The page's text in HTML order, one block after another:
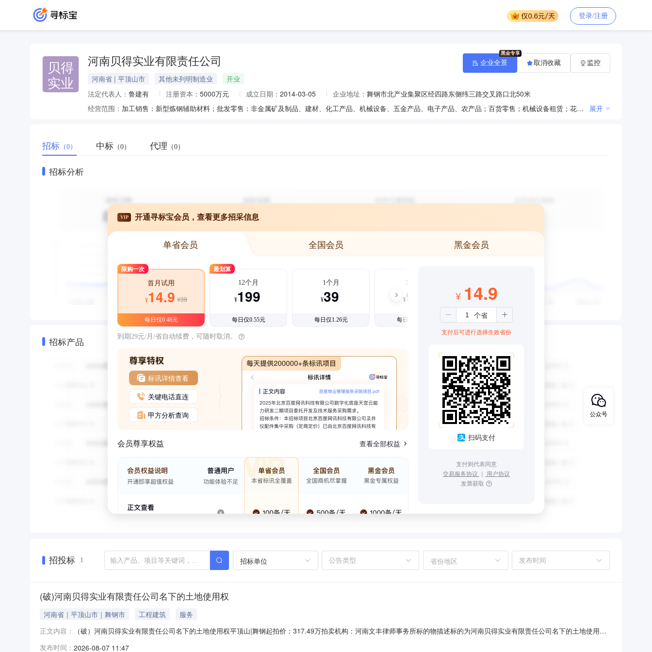
登录/注册
贝得
实业
河南贝得实业有限责任公司
河南省 | 平顶山市 其他未列明制造业
开业
法定代表人： 鲁建有 注册资本： 5000万元 成立日期： 2014-03-05 企业地址： 舞钢市北产业集聚区经四路东侧纬三路交叉路口北50米
经营范围：
加工销售：新型炼钢辅助材料；批发零售：非金属矿及制品、建材、化工产品、机械设备、五金产品、电子产品、农产品；百货零售；机械设备租赁；花卉种植和销售；清洁服务** 展开
企业全景 取消收藏 监控
招标 （0） 中标 （0） 代理 （0）
招标分析
招标产品
VIP 开通寻标宝会员，查看更多招采信息
单省会员 全国会员 黑金会员
限购一次
首月试用
¥14.9 ¥39
每日仅0.48元
最划算
12个月
¥199
每日仅0.55元
1个月
¥39
每日仅1.26元
3个月
¥99
每日仅1.08元
到期29元/月/省自动续费，可随时取消。
标讯详情查看
关键电话直连
甲方分析查询
会员尊享权益 查看全部权益
¥ 14.9
支付后可进行选择生效省份
扫码支付
支付则代表同意
交易服务协议 ｜ 用户协议
发票获取
招投标 1 招标单位 省份地区
(破)河南贝得实业有限责任公司名下的土地使用权
河南省｜平顶山市｜舞钢市 工程建筑
服务
正文内容：
（破）河南贝得实业有限责任公司名下的土地使用权平顶山|舞钢起拍价：317.49万拍卖机构：河南文丰律师事务所标的物描述标的为河南贝得实业有限责任公司名下的土地使用权
发布时间： 2026-08-07 11:47
公众号